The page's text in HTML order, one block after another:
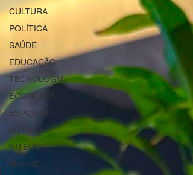
CULTURA
POLÍTICA
SAÚDE
EDUCAÇÃO
TECNOLOGIA
ECONOMIA
ESPORTE
ARTIGO
NITERÓI
BRASIL